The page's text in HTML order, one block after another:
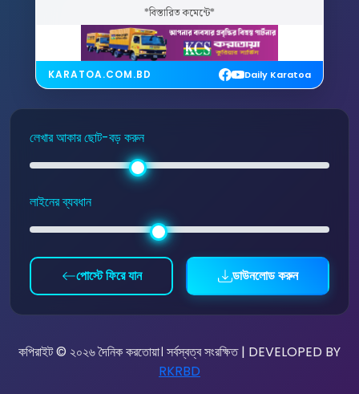
*বিস্তারিত কমেন্টে*
KARATOA.COM.BD Daily Karatoa
লেখার আকার ছোট-বড় করুন
লাইনের ব্যবধান
পোস্টে ফিরে যান ডাউনলোড করুন
কপিরাইট © ২০২৬ দৈনিক করতোয়া। সর্বস্বত্ব সংরক্ষিত | DEVELOPED BY
RKRBD